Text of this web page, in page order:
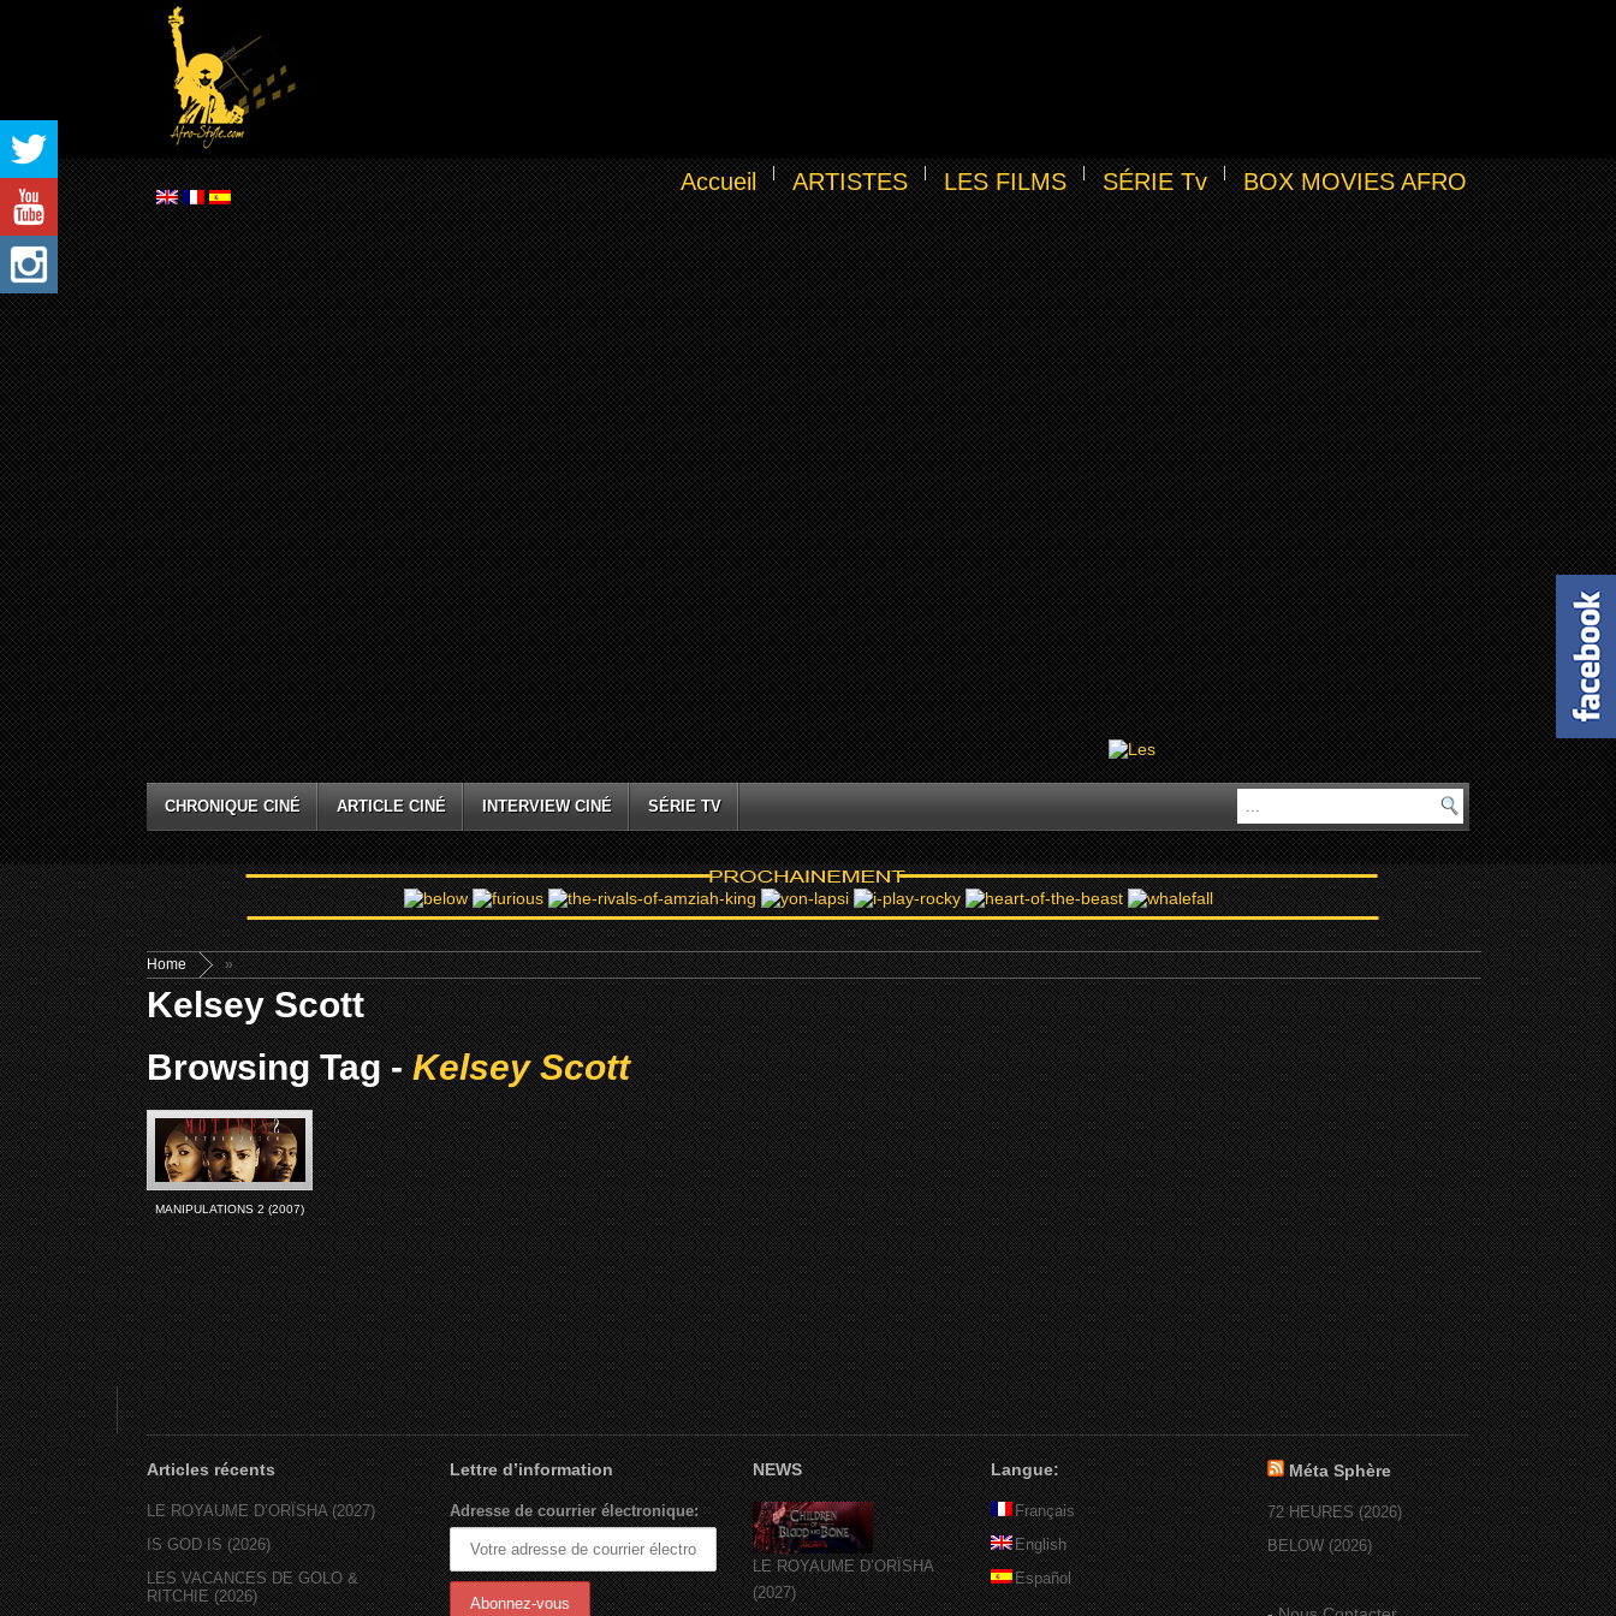
Accueil ARTISTES LES FILMS SÉRIE Tv BOX MOVIES AFRO
CHRONIQUE CINÉ ARTICLE CINÉ INTERVIEW CINÉ SÉRIE TV
Home »
Kelsey Scott
Browsing Tag -Kelsey Scott
MANIPULATIONS 2 (2007)
Articles récents
LE ROYAUME D’ORÏSHA (2027)
IS GOD IS (2026)
LES VACANCES DE GOLO &
RITCHIE (2026)
Lettre d’information
Adresse de courrier électronique:
NEWS
LE ROYAUME D’ORÏSHA
(2027)
Langue:
Français
English
Español
Méta Sphère
72 HEURES (2026)
BELOW (2026)